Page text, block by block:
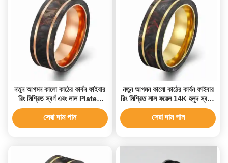
নতুন আগমন কালো কাঠের কার্বন ফাইবার
রিং মিশ্রিত স্বর্ণ এবং লাল Plated
গোলাপী স্বর্ণ রিং
সেরা দাম পান
নতুন আগমন কালো কাঠের কার্বন ফাইবার
রিং মিশ্রিত লাল ফয়েল 14K হলুদ স্বর্ণের
রিং
সেরা দাম পান